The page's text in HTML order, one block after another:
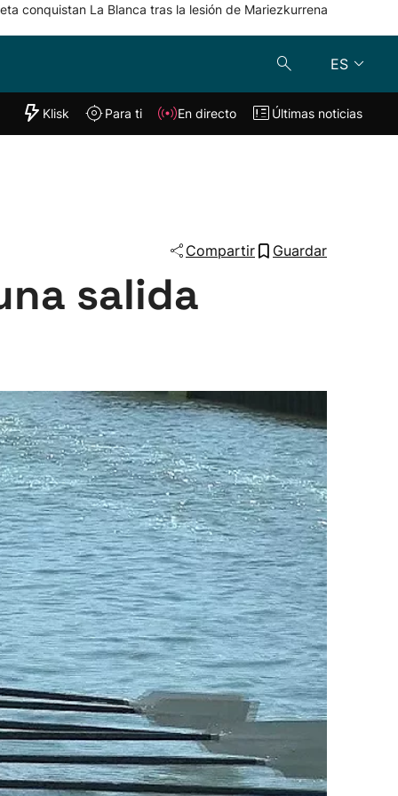
conquistan La Blanca tras la lesión de Mariezkurrena
ES
"Helmuga"
Klisk En directo
Klisk Para ti En directo Últimas noticias
Compartir Guardar
salida